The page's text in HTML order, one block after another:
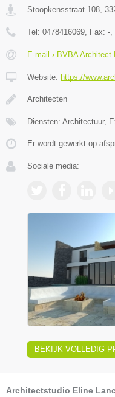
Stoopkensstraat 108
Tel: 0478416069 , Fax: -
E-mail › BVBA Architect
Website: https://
Architecten
Diensten: Architectuur,
Er wordt gewerkt op
Sociale media:
BEKIJK VOLLEDIG
Architectstudio Eline